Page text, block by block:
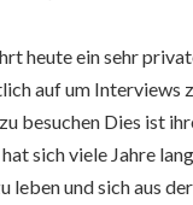
heute ein sehr
auf um Interviews
besuchen Dies ist
sich viele Jahre
leben und sich aus